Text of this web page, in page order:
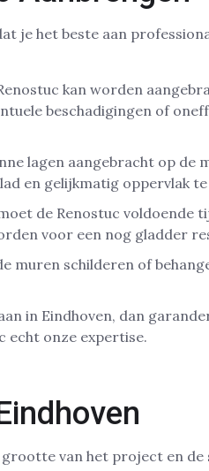
je het beste aan
kan worden
beschadigingen of
lagen aangebracht op de
en gelijkmatig oppervlak
de Renostuc voldoende
voor een nog gladder
muren schilderen of
in Eindhoven, dan
echt onze expertise.
van het project en de